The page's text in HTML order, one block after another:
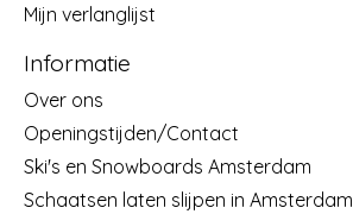
Mijn verlanglijst
Informatie
Over ons
Openingstijden/Contact
Ski's en Snowboards Amsterdam
Schaatsen laten slijpen in Amsterdam